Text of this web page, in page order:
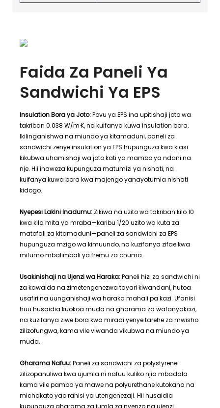
Faida Za Paneli Ya
Sandwichi Ya EPS
Insulation Bora ya Joto:Povu ya EPS ina upitishaji joto wa
takriban 0.038 W/m·K, na kuifanya kuwa insulation bora.
Ikilinganishwa na miundo ya kitamaduni, paneli za
sandwichi zenye insulation ya EPS hupunguza kwa kiasi
kikubwa uhamishaji wa joto kati ya mambo ya ndani na
nje. Hii inaweza kupunguza matumizi ya nishati, na
kuifanya kuwa bora kwa majengo yanayotumia nishati
kidogo.
Nyepesi Lakini Inadumu: Zikiwa na uzito wa takriban kilo 10
kwa kila mita ya mraba—karibu 1/20 uzito wa kuta za
matofali za kitamaduni—paneli za sandwichi za EPS
hupunguza mzigo wa kimuundo, na kuzifanya zifae kwa
mifumo mbalimbali ya fremu za chuma.
Usakinishaji na Ujenzi wa Haraka:Paneli hizi za sandwichi ni
za kawaida na zimetengenezwa tayari kiwandani, hutoa
usafiri na uunganishaji wa haraka mahali pa kazi. Ufanisi
huu husaidia kuokoa muda na gharama za wafanyakazi,
na kuzifanya ziwe bora kwa miradi yenye tarehe za mwisho
zilizofungwa, kama vile viwanda vikubwa na miundo ya
muda.
Gharama Nafuu:Paneli za sandwichi za polystyrene
zilizopanuliwa kwa ujumla ni nafuu kuliko njia mbadala
kama vile pamba ya mawe na polyurethane kutokana na
michakato yao rahisi ya utengenezaji. Hii husaidia